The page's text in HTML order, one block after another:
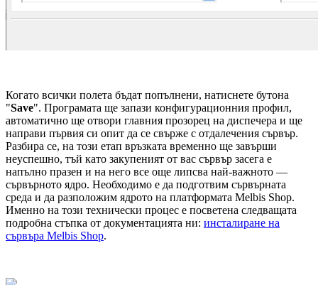
Когато всички полета бъдат попълнени, натиснете бутона
"Save". Програмата ще запази конфигурационния профил,
автоматично ще отвори главния прозорец на диспечера и ще
направи първия си опит да се свърже с отдалечения сървър.
Разбира се, на този етап връзката временно ще завърши
неуспешно, тъй като закупеният от вас сървър засега е
напълно празен и на него все още липсва най-важното —
сървърното ядро. Необходимо е да подготвим сървърната
среда и да разположим ядрото на платформата Melbis Shop.
Именно на този технически процес е посветена следващата
подробна стъпка от документацията ни: инсталиране на
сървъра Melbis Shop.